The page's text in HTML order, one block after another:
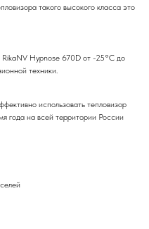
такого высокого класса это
Hypnose 670D от -25°C до
техники.
использовать тепловизор
года на всей территории России